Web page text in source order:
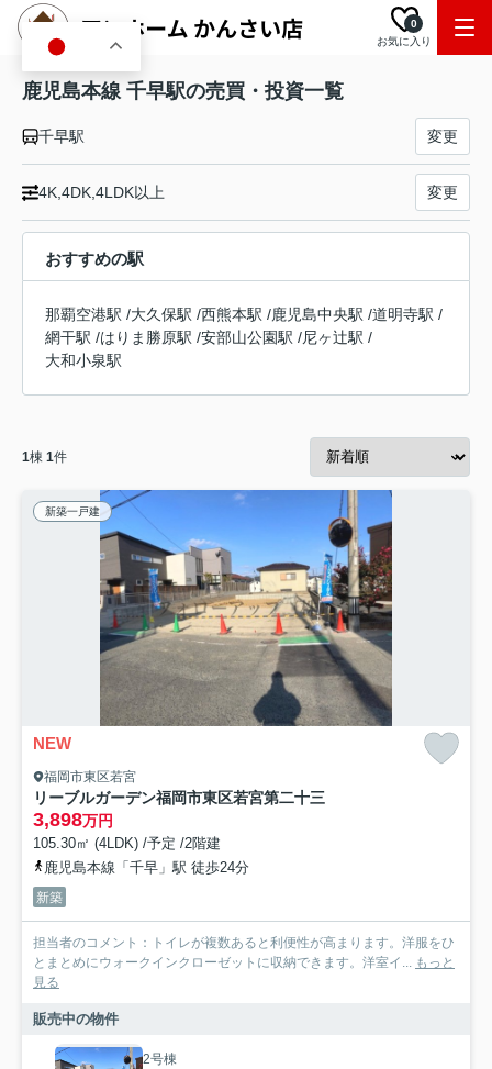
お気に入り
0
鹿児島本線 千早駅の売買・投資一覧
千早駅 変更
4K,4DK,4LDK以上 変更
おすすめの駅
那覇空港駅 /大久保駅 /西熊本駅 /鹿児島中央駅 /道明寺駅 /
網干駅 /はりま勝原駅 /安部山公園駅 /尼ヶ辻駅 /
大和小泉駅
1棟 1件
新築一戸建
NEW
福岡市東区若宮
リーブルガーデン福岡市東区若宮第二十三
3,898万円
105.30㎡ (4LDK) /予定 /2階建
鹿児島本線「千早」駅 徒歩24分
新築
担当者のコメント：トイレが複数あると利便性が高まります。洋服をひ
とまとめにウォークインクローゼットに収納できます。洋室イ... もっと
見る
販売中の物件
2号棟